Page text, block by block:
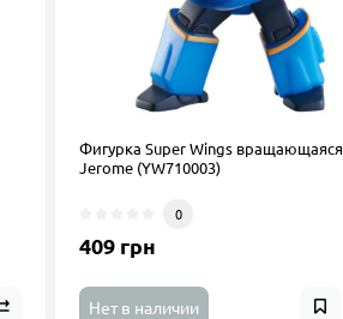
Фигурка Super Wings вращающаяся
Jerome (YW710003)
0
409 грн
Нет в наличии